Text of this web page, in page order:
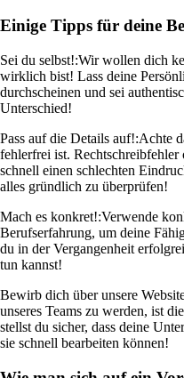
Einige Tipps für deine
Sei du selbst!:Wir wollen dich
wirklich bist! Lass deine
durchscheinen und sei
Unterschied!
Pass auf die Details auf!:Achte
fehlerfrei ist.
schnell einen schlechten
alles gründlich zu überprüfen!
Mach es konkret!:Verwende
Berufserfahrung, um deine
du in der Vergangenheit
tun kannst!
Bewirb dich über unsere
unseres Teams zu werden, ist
stellst du sicher, dass deine
sie schnell bearbeiten können!